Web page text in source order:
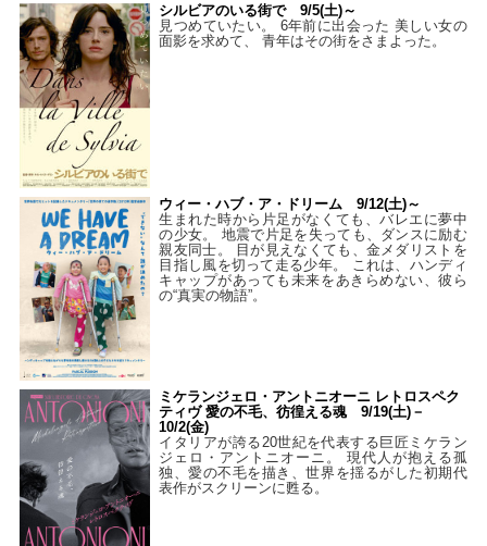
シルビアのいる街で 9/5(土)～
見つめていたい。 6年前に出会った 美しい女の
面影を求めて、 青年はその街をさまよった。
ウィー・ハブ・ア・ドリーム 9/12(土)～
生まれた時から片足がなくても、バレエに夢中
の少女。 地震で片足を失っても、ダンスに励む
親友同士。 目が見えなくても、金メダリストを
目指し風を切って走る少年。 これは、ハンディ
キャップがあっても未来をあきらめない、彼ら
の“真実の物語”。
ミケランジェロ・アントニオーニ レトロスペク
ティヴ 愛の不毛、彷徨える魂 9/19(土)－
10/2(金)
イタリアが誇る20世紀を代表する巨匠ミケラン
ジェロ・アントニオーニ。 現代人が抱える孤
独、愛の不毛を描き、世界を揺るがした初期代
表作がスクリーンに甦る。